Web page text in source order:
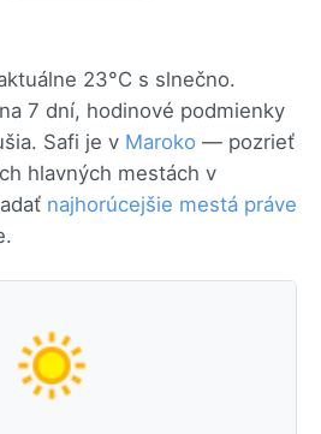
23°C s slnečno.
7 dní, hodinové podmienky
Safi je v Maroko — pozrieť
hlavných mestách v
najhorúcejšie mestá práve